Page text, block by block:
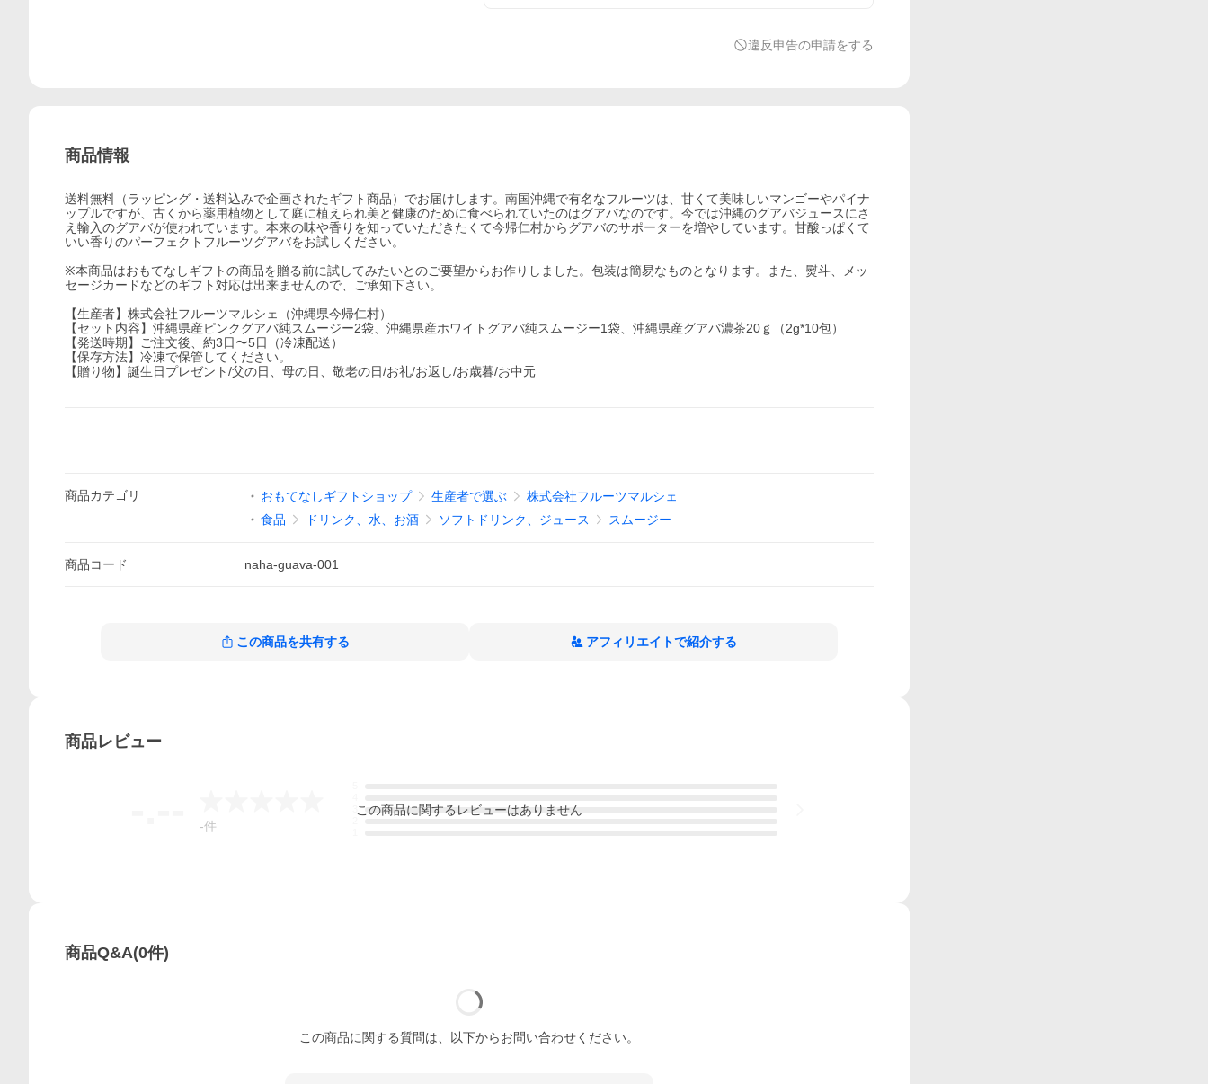
違反申告の申請をする
商品情報
送料無料（ラッピング・送料込みで企画されたギフト商品）でお届けします。南国沖縄で有名なフルーツは、甘くて美味しいマンゴーやパイナ
ップルですが、古くから薬用植物として庭に植えられ美と健康のために食べられていたのはグアバなのです。今では沖縄のグアバジュースにさ
え輸入のグアバが使われています。本来の味や香りを知っていただきたくて今帰仁村からグアバのサポーターを増やしています。甘酸っぱくて
いい香りのパーフェクトフルーツグアバをお試しください。
※本商品はおもてなしギフトの商品を贈る前に試してみたいとのご要望からお作りしました。包装は簡易なものとなります。また、熨斗、メッ
セージカードなどのギフト対応は出来ませんので、ご承知下さい。
【生産者】株式会社フルーツマルシェ（沖縄県今帰仁村）
【セット内容】沖縄県産ピンクグアバ純スムージー2袋、沖縄県産ホワイトグアバ純スムージー1袋、沖縄県産グアバ濃茶20ｇ（2g*10包）
【発送時期】ご注文後、約3日〜5日（冷凍配送）
【保存方法】冷凍で保管してください。
【贈り物】誕生日プレゼント/父の日、母の日、敬老の日/お礼/お返し/お歳暮/お中元
商品カテゴリ おもてなしギフトショップ 生産者で選ぶ
株式会社フルーツマルシェ
食品
ドリンク、水、お酒 ソフトドリンク、ジュース スムージー
商品コード naha-guava-001
この商品を共有する アフィリエイトで紹介する
商品レビュー
-件
この商品に関するレビューはありません
商品Q&A(0件)
この商品に関する質問は、以下からお問い合わせください。